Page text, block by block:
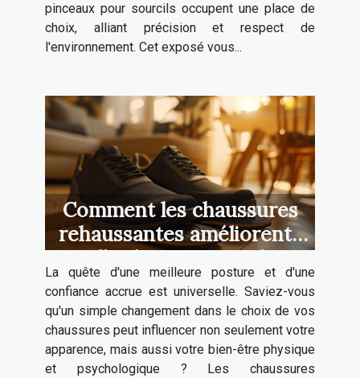
pinceaux pour sourcils occupent une place de
choix, alliant précision et respect de
l'environnement. Cet exposé vous...
Comment les chaussures
rehaussantes améliorent-
elles la posture et la
confiance ?
La quête d'une meilleure posture et d'une
confiance accrue est universelle. Saviez-vous
qu'un simple changement dans le choix de vos
chaussures peut influencer non seulement votre
apparence, mais aussi votre bien-être physique
et psychologique ? Les chaussures